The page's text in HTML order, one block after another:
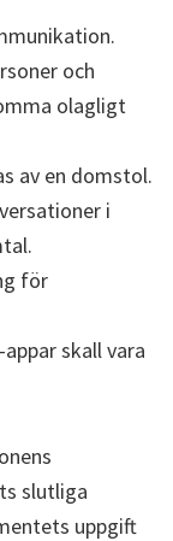
och
olagligt
av en domstol.
i
för
skall vara
slutliga
uppgift